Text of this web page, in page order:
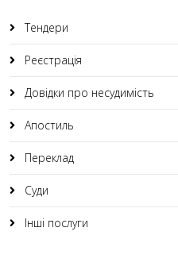
Тендери
Реєстрація
Довідки про несудимість
Апостиль
Переклад
Суди
Інші послуги